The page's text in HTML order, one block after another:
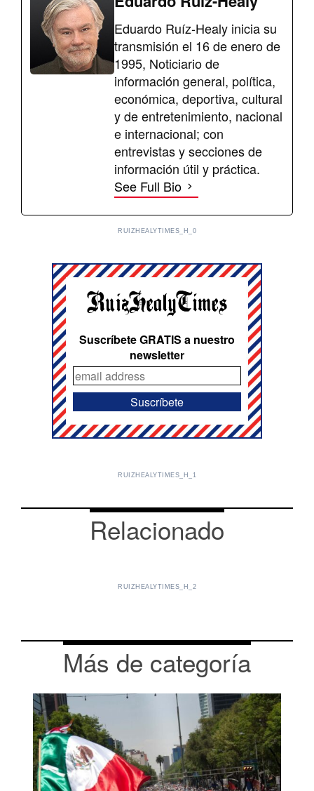
Eduardo Ruíz-Healy inicia su
transmisión el 16 de enero de
1995, Noticiario de
información general, política,
económica, deportiva, cultural
y de entretenimiento, nacional
e internacional; con
entrevistas y secciones de
información útil y práctica.
See Full Bio
RUIZHEALYTIMES_H_0
Suscríbete GRATIS a nuestro
newsletter
RUIZHEALYTIMES_H_1
Relacionado
RUIZHEALYTIMES_H_2
Más de categoría